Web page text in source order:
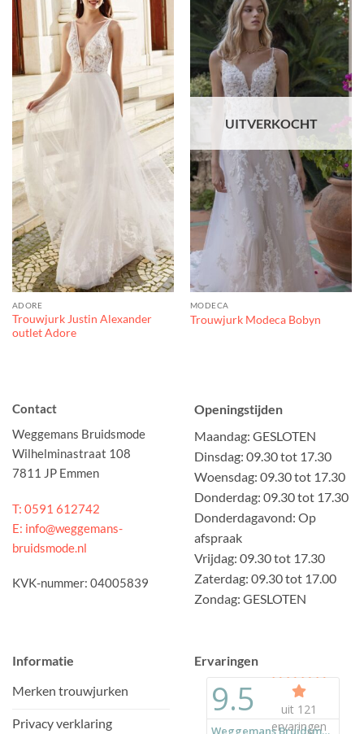
Toevoegen
aan
verlanglijst
ADORE
Trouwjurk Justin Alexander
outlet Adore
Toevoegen
aan
verlanglijst
UITVERKOCHT
MODECA
Trouwjurk Modeca Bobyn
Contact
Weggemans Bruidsmode
Wilhelminastraat 108
7811 JP Emmen
T: 0591 612742
E: info@weggemans-
bruidsmode.nl
KVK-nummer: 04005839
Openingstijden
Maandag: GESLOTEN
Dinsdag: 09.30 tot 17.30
Woensdag: 09.30 tot 17.30
Donderdag: 09.30 tot 17.30
Donderdagavond: Op
afspraak
Vrijdag: 09.30 tot 17.30
Zaterdag: 09.30 tot 17.00
Zondag: GESLOTEN
Informatie
Merken trouwjurken
Privacy verklaring
Ervaringen